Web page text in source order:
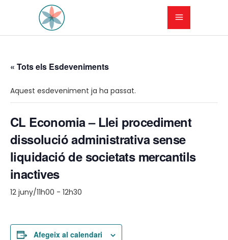
« Tots els Esdeveniments
Aquest esdeveniment ja ha passat.
CL Economia – Llei procediment
dissolució administrativa sense
liquidació de societats mercantils
inactives
12 juny/11h00 - 12h30
Afegeix al calendari